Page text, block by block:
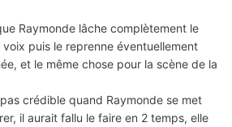
Raymonde lâche complètement le
voix puis le reprenne éventuellement
et le même chose pour la scène de la
crédible quand Raymonde se met
il aurait fallu le faire en 2 temps, elle